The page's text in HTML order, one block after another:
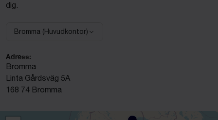
dig.
Välj anläggning:
Bromma (Huvudkontor)
Adress:
Bromma
Linta Gårdsväg 5A
168 74 Bromma